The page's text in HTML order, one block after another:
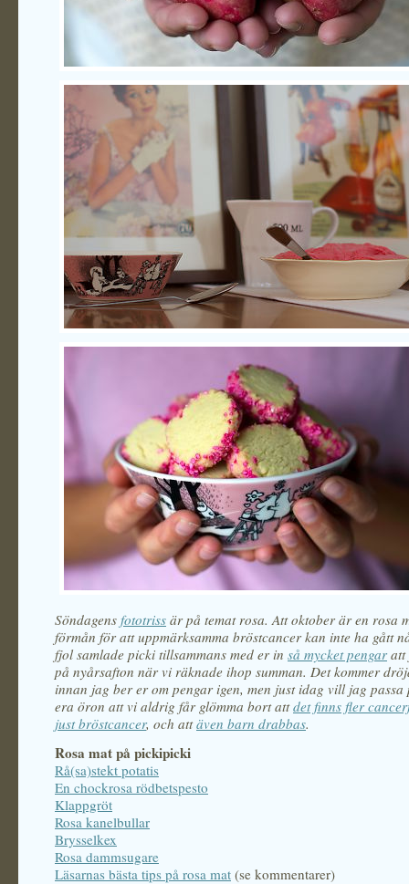
Söndagens fototriss är på temat rosa. Att oktober är en rosa
förmån för att uppmärksamma bröstcancer kan inte ha gått
fjol samlade picki tillsammans med er in så mycket pengaratt
på nyårsafton när vi räknade ihop summan. Det kommer
innan jag ber er om pengar igen, men just idag vill jag passa
era öron att vi aldrig får glömma bort attdet finns fler
just bröstcancer, och attäven barn drabbas.
Rosa mat på pickipicki
Rå(sa)stekt potatis
En chockrosa rödbetspesto
Klappgröt
Rosa kanelbullar
Brysselkex
Rosa dammsugare
Läsarnas bästa tips på rosa mat (se kommentarer)